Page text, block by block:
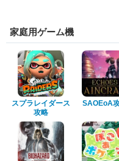
家庭用ゲーム機
スプラレイダース
攻略
SAOEoA